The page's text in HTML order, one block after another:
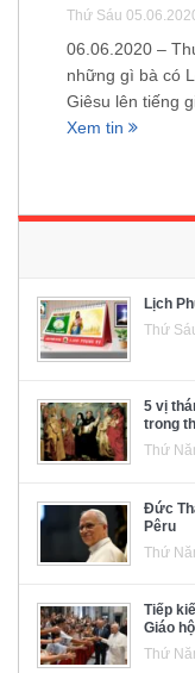
Thứ Sáu
06.06.2020 –
những gì bà có
Giêsu lên tiếng
Xem tin
Lịch
Thứ
5 vị
trong
Thứ
Đức
Pêru
Thứ
Tiếp
Giáo
Thứ